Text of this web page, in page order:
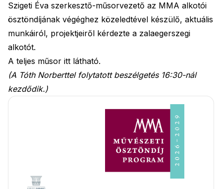
Szigeti Éva szerkesztő-műsorvezető az MMA alkotói
ösztöndíjának végéghez közeledtével készülő, aktuális
munkáiról, projektjeiről kérdezte a zalaegerszegi
alkotót.
A teljes műsor itt látható.
(A Tóth Norberttel folytatott beszélgetés 16:30-nál
kezdődik.)